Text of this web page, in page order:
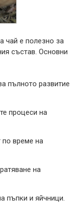
чай е полезно за
състав. Основни
пълното развитие
процеси на
по време на
на
пъпки и яйчници.